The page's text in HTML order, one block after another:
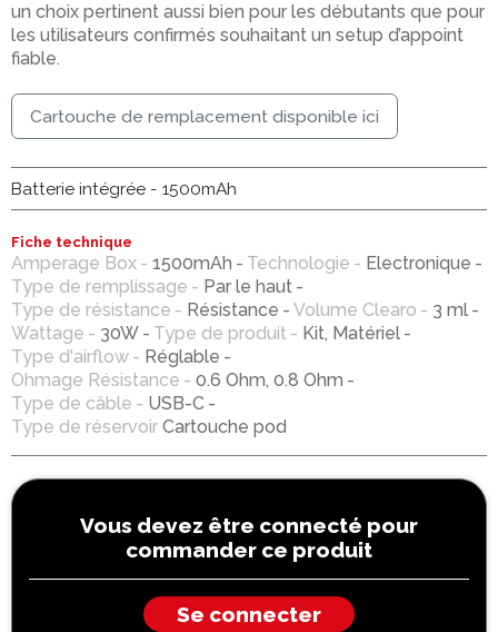
un choix pertinent aussi bien pour les débutants que pour
les utilisateurs confirmés souhaitant un setup d’appoint
fiable.
Cartouche de remplacement disponible ici
Batterie intégrée - 1500mAh
Fiche technique
Amperage Box 1500mAh Technologie
Electronique
Type de remplissage
Par le haut
Type de résistance
Résistance Volume Clearo
3 ml
Wattage
30W Type de produit
Kit, Matériel
Type d'airflow
Réglable
Ohmage Résistance
0.6 Ohm, 0.8 Ohm
Type de câble
USB-C
Type de réservoir Cartouche pod
Vous devez être connecté pour
commander ce produit
Se connecter